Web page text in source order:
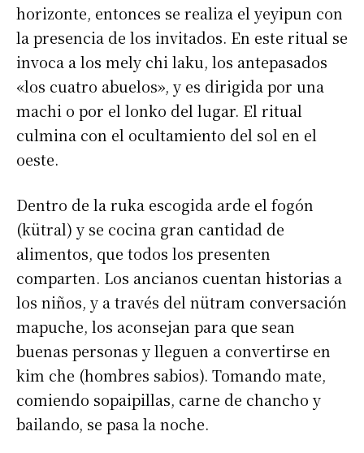
horizonte, entonces se realiza el yeyipun con
la presencia de los invitados. En este ritual se
invoca a los mely chi laku, los antepasados
«los cuatro abuelos», y es dirigida por una
machi o por el lonko del lugar. El ritual
culmina con el ocultamiento del sol en el
oeste.
Dentro de la ruka escogida arde el fogón
(kütral) y se cocina gran cantidad de
alimentos, que todos los presenten
comparten. Los ancianos cuentan historias a
los niños, y a través del nütram conversación
mapuche, los aconsejan para que sean
buenas personas y lleguen a convertirse en
kim che (hombres sabios). Tomando mate,
comiendo sopaipillas, carne de chancho y
bailando, se pasa la noche.